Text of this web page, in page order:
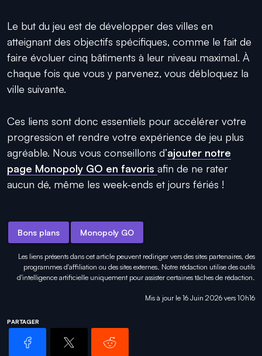
Le but du jeu est de développer des villes en
atteignant des objectifs spécifiques, comme le fait de
faire évoluer cinq bâtiments à leur niveau maximal. À
chaque fois que vous y parvenez, vous débloquez la
ville suivante.
Ces liens sont donc essentiels pour accélérer votre
progression et rendre votre expérience de jeu plus
agréable. Nous vous conseillons d’ajouter notre
page Monopoly GO en favoris afin de ne rater
aucun dé, même les week-ends et jours fériés !
Bons plans Monopoly GO
Les liens présents dans cet article peuvent rediriger vers des sites partenaires, des
programmes d'affiliation ou des sites externes. Notre rédaction utilise des outils
d'intelligence artificielle uniquement pourassister certaines tâches de rédaction.
Mis à jour le 16 Juin 2026 vers 10h16
PARTAGER